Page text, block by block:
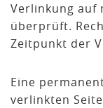
Verlinkung auf
überprüft.
Zeitpunkt der
Eine
verlinkten